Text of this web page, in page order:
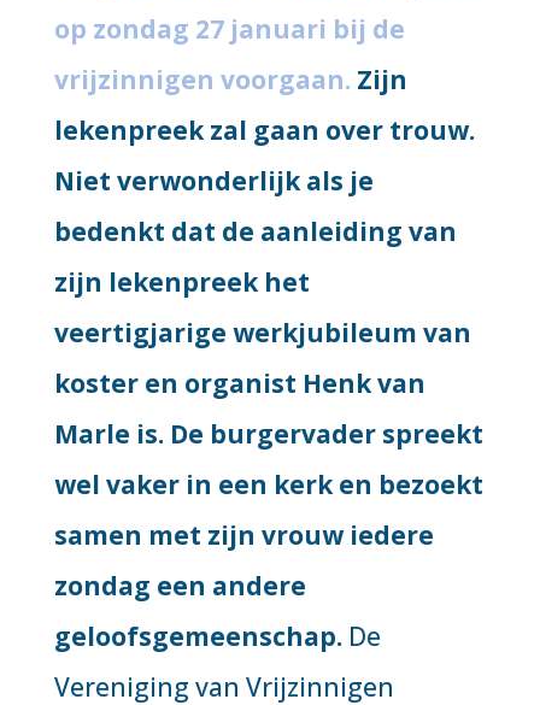
op zondag 27 januari bij de
vrijzinnigen voorgaan. Zijn
lekenpreek zal gaan over trouw.
Niet verwonderlijk als je
bedenkt dat de aanleiding van
zijn lekenpreek het
veertigjarige werkjubileum van
koster en organist Henk van
Marle is. De burgervader spreekt
wel vaker in een kerk en bezoekt
samen met zijn vrouw iedere
zondag een andere
geloofsgemeenschap. De
Vereniging van Vrijzinnigen